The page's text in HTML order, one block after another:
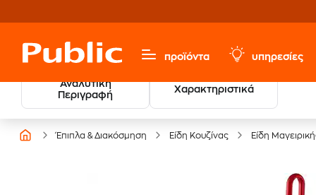
προϊόντα υπηρεσίες
Αναλυτική
Περιγραφή
Χαρακτηριστικά
Έπιπλα & Διακόσμηση Είδη Κουζίνας Είδη